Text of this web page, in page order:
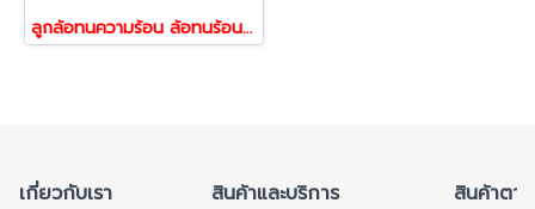
ลูกล้อทนความร้อน ล้อทนร้อน รับน้ำหนัก 100-750 ขาสแตนเลส ขาสกรูเบรก รุ่น BOG ยี่ห้อ TENTE
เกี่ยวกับเรา สินค้าและบริการ สินค้าตา